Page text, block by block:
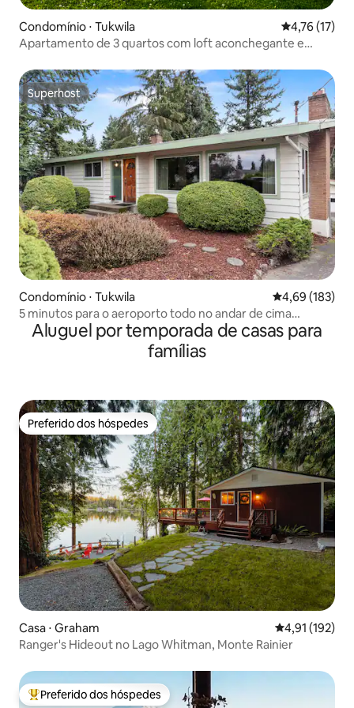
Condomínio ⋅ Tukwila 4,76 de uma
4,76 (17)
Apartamento de 3 quartos com loft aconchegante e
Superhost
Superhost
Condomínio ⋅ Tukwila 4,69 de uma
4,69 (183)
5 minutos para o aeroporto todo no andar de cima
3BD/2BA com ar-condicionado!
Aluguel por temporada de casas para
famílias
Preferido dos hóspedes
Preferido dos hóspedes
Casa ⋅ Graham 4,91 de uma
4,91 (192)
Ranger's Hideout no Lago Whitman, Monte Rainier
Entre os melhores preferidos dos hóspedes
Preferido dos hóspedes